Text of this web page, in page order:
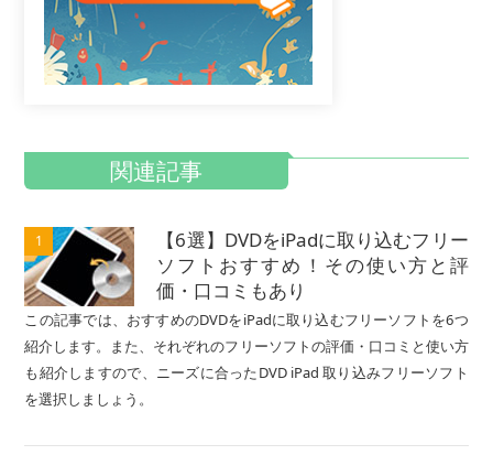
関連記事
1
【6選】DVDをiPadに取り込むフリー
ソフトおすすめ！その使い方と評
価・口コミもあり
この記事では、おすすめのDVDをiPadに取り込むフリーソフトを6つ
紹介します。また、それぞれのフリーソフトの評価・口コミと使い方
も紹介しますので、ニーズに合ったDVD iPad 取り込みフリーソフト
を選択しましょう。